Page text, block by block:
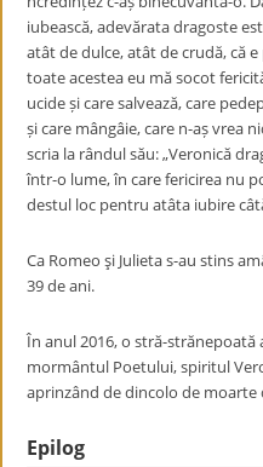
iubească, adevărata dragoste
atât de dulce, atât de crudă, că
toate acestea eu mă socot
ucide și care salvează, care
și care mângâie, care n-aș vrea
scria la rândul său: „Veronică
într-o lume, în care fericirea nu
destul loc pentru atâta iubire
Ca Romeo şi Julieta s-au stins
39 de ani.
În anul 2016, o stră-strănepoată
mormântul Poetului, spiritul
aprinzând de dincolo de moarte
Epilog